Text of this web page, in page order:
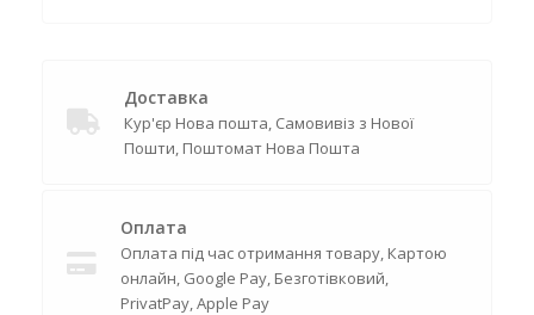
Доставка
Кур'єр Нова пошта, Самовивіз з Нової
Пошти, Поштомат Нова Пошта
Оплата
Оплата під час отримання товару, Картою
онлайн, Google Pay, Безготівковий,
PrivatPay, Apple Pay